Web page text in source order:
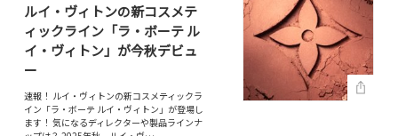
ルイ・ヴィトンの新コスメテ
ィックライン「ラ・ボーテ ル
イ・ヴィトン」が今秋デビュ
ー
速報！ ルイ・ヴィトンの新コスメティックラ
イン「ラ・ボーテ ルイ・ヴィトン」が登場し
ます！ 気になるディレクターや製品ラインナ